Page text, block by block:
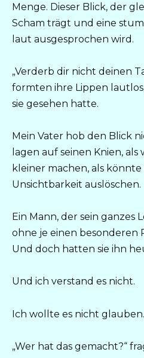
Menge. Dieser Blick, der
Scham trägt und eine
laut ausgesprochen wird.
„Verderb dir nicht deinen
formten ihre Lippen
sie gesehen hatte.
Mein Vater hob den Blick
lagen auf seinen Knien,
kleiner machen, als
Unsichtbarkeit auslöschen.
Ein Mann, der sein ganzes
ohne je einen besonderen
Und doch hatten sie ihn
Und ich verstand es nicht.
Ich wollte es nicht glauben.
„Wer hat das gemacht?“